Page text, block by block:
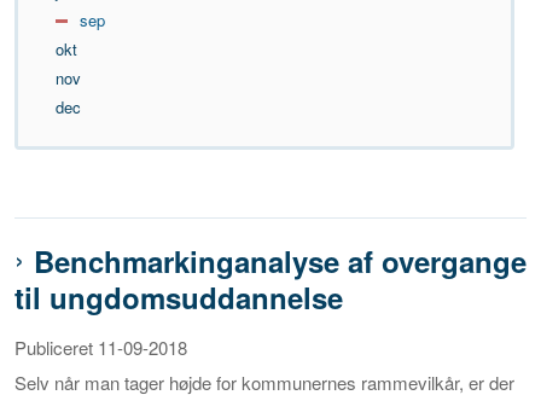
sep
okt
nov
dec
Benchmarkinganalyse af overgange
til ungdomsuddannelse
Publiceret 11-09-2018
Selv når man tager højde for kommunernes rammevilkår, er der